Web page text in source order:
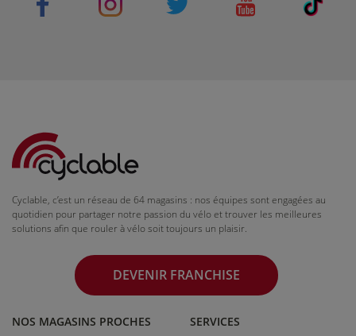
Cyclable, c’est un réseau de 64 magasins : nos équipes sont engagées au
quotidien pour partager notre passion du vélo et trouver les meilleures
solutions afin que rouler à vélo soit toujours un plaisir.
DEVENIR FRANCHISE
NOS MAGASINS PROCHES SERVICES